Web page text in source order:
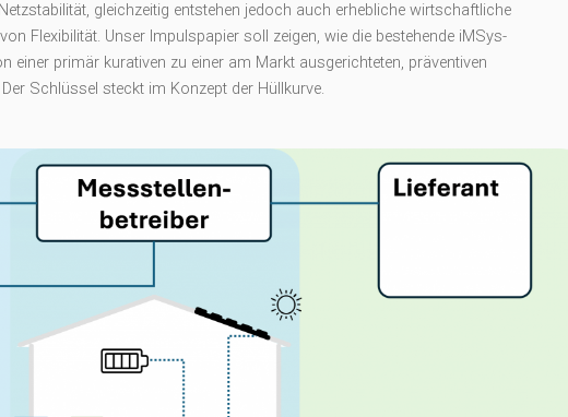
gleichzeitig entstehen jedoch auch erhebliche wirtschaftliche
Flexibilität. Unser Impulspapier soll zeigen, wie die bestehende iMSys-
einer primär kurativen zu einer am Markt ausgerichteten, präventiven
Schlüssel steckt im Konzept der Hüllkurve.